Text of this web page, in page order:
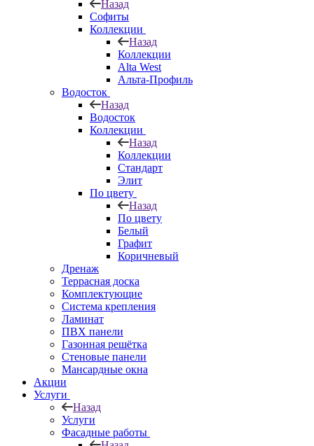
Назад
Софиты
Коллекции
Назад
Коллекции
Alta West
Альта-Профиль
Водосток
Назад
Водосток
Коллекции
Назад
Коллекции
Стандарт
Элит
По цвету
Назад
По цвету
Белый
Графит
Коричневый
Дренаж
Террасная доска
Комплектующие
Система крепления
Ламинат
ПВХ панели
Газонная решётка
Стеновые панели
Мансардные окна
Акции
Услуги
Назад
Услуги
Фасадные работы